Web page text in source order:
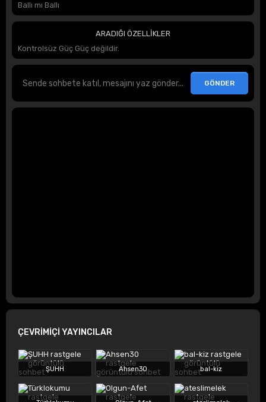
Ballı mı Ballı
ARADIĞI ÖZELLİKLER
Kontrolsüz Güç Güç değildir.
ÇEVRİMİÇİ YAYINCILAR
ŞUHH Ahsen30 bal-kiz